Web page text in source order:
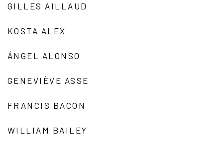
GILLES AILLAUD
KOSTA ALEX
ÁNGEL ALONSO
GENEVIÈVE ASSE
FRANCIS BACON
WILLIAM BAILEY